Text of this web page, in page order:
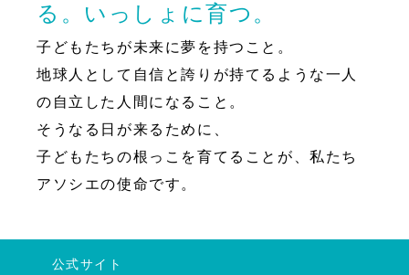
る。いっしょに育つ。
子どもたちが未来に夢を持つこと。
地球人として自信と誇りが持てるような一人
の自立した人間になること。
そうなる日が来るために、
子どもたちの根っこを育てることが、私たち
アソシエの使命です。
公式サイト